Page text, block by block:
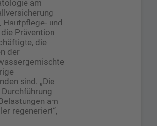
am
Hautpflege- und
Prävention
die
der
sind. „Die
am
regeneriert“,